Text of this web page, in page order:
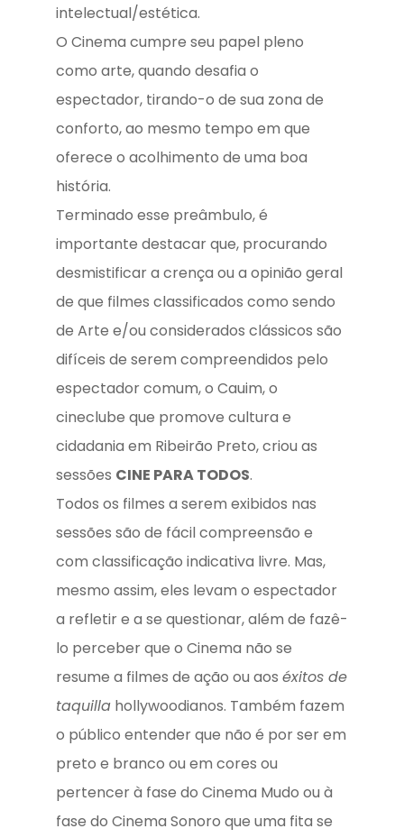
intelectual/estética.
O Cinema cumpre seu papel pleno
como arte, quando desafia o
espectador, tirando-o de sua zona de
conforto, ao mesmo tempo em que
oferece o acolhimento de uma boa
história.
Terminado esse preâmbulo, é
importante destacar que, procurando
desmistificar a crença ou a opinião geral
de que filmes classificados como sendo
de Arte e/ou considerados clássicos são
difíceis de serem compreendidos pelo
espectador comum, o Cauim, o
cineclube que promove cultura e
cidadania em Ribeirão Preto, criou as
sessões CINE PARA TODOS.
Todos os filmes a serem exibidos nas
sessões são de fácil compreensão e
com classificação indicativa livre. Mas,
mesmo assim, eles levam o espectador
a refletir e a se questionar, além de fazê-
lo perceber que o Cinema não se
resume a filmes de ação ou aos éxitos de
taquillahollywoodianos. Também fazem
o público entender que não é por ser em
preto e branco ou em cores ou
pertencer à fase do Cinema Mudo ou à
fase do Cinema Sonoro que uma fita se